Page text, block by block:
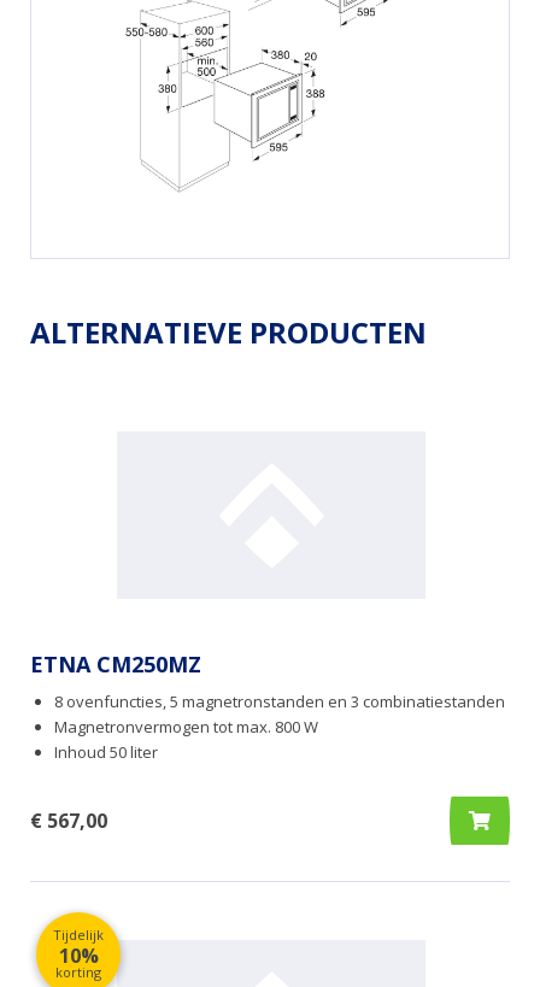
ALTERNATIEVE PRODUCTEN
ETNA CM250MZ
8 ovenfuncties, 5 magnetronstanden en 3 combinatiestanden
Magnetronvermogen tot max. 800 W
Inhoud 50 liter
€ 567,00
Tijdelijk
10%
korting